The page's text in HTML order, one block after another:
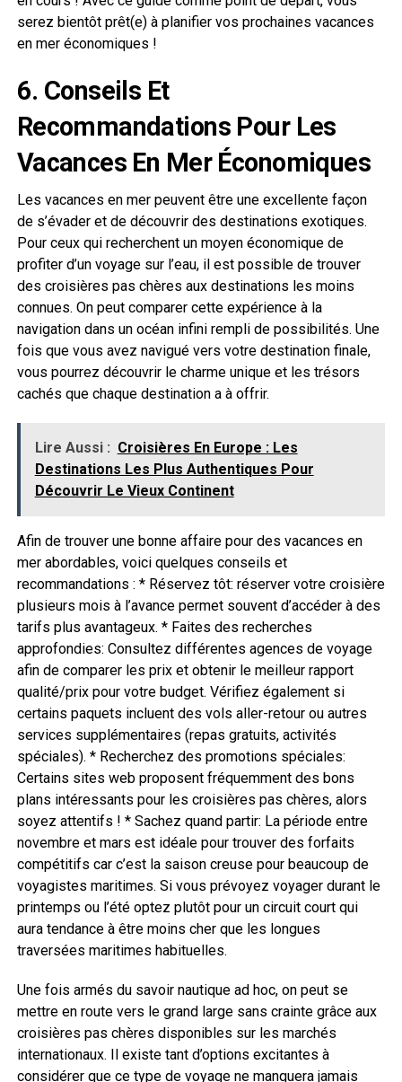
serez bientôt prêt(e) à planifier vos prochaines vacances
en mer économiques !
6. Conseils Et
Recommandations Pour Les
Vacances En Mer Économiques
Les vacances en mer peuvent être une excellente façon
de s’évader et de découvrir des destinations exotiques.
Pour ceux qui recherchent un moyen économique de
profiter d’un voyage sur l’eau, il est possible de trouver
des croisières pas chères aux destinations les moins
connues. On peut comparer cette expérience à la
navigation dans un océan infini rempli de possibilités. Une
fois que vous avez navigué vers votre destination finale,
vous pourrez découvrir le charme unique et les trésors
cachés que chaque destination a à offrir.
Lire Aussi : Croisières En Europe : Les
Destinations Les Plus Authentiques Pour
Découvrir Le Vieux Continent
Afin de trouver une bonne affaire pour des vacances en
mer abordables, voici quelques conseils et
recommandations : * Réservez tôt: réserver votre croisière
plusieurs mois à l’avance permet souvent d’accéder à des
tarifs plus avantageux. * Faites des recherches
approfondies: Consultez différentes agences de voyage
afin de comparer les prix et obtenir le meilleur rapport
qualité/prix pour votre budget. Vérifiez également si
certains paquets incluent des vols aller-retour ou autres
services supplémentaires (repas gratuits, activités
spéciales). * Recherchez des promotions spéciales:
Certains sites web proposent fréquemment des bons
plans intéressants pour les croisières pas chères, alors
soyez attentifs ! * Sachez quand partir: La période entre
novembre et mars est idéale pour trouver des forfaits
compétitifs car c’est la saison creuse pour beaucoup de
voyagistes maritimes. Si vous prévoyez voyager durant le
printemps ou l’été optez plutôt pour un circuit court qui
aura tendance à être moins cher que les longues
traversées maritimes habituelles.
Une fois armés du savoir nautique ad hoc, on peut se
mettre en route vers le grand large sans crainte grâce aux
croisières pas chères disponibles sur les marchés
internationaux. Il existe tant d’options excitantes à
considérer que ce type de voyage ne manquera jamais